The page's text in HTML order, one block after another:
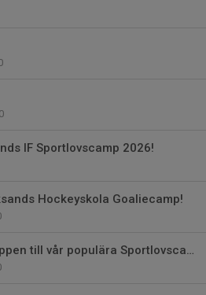
0
IF Sportlovscamp 2026!
Hockeyskola Goaliecamp!
Anmälan är nu öppen till vår populära Sportlovscamp!